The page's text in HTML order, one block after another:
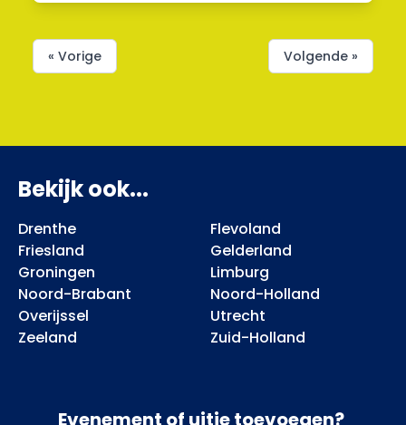
« Vorige Volgende »
Bekijk ook...
Drenthe
Flevoland
Friesland
Gelderland
Groningen
Limburg
Noord-Brabant
Noord-Holland
Overijssel
Utrecht
Zeeland
Zuid-Holland
Evenement of uitje toevoegen?